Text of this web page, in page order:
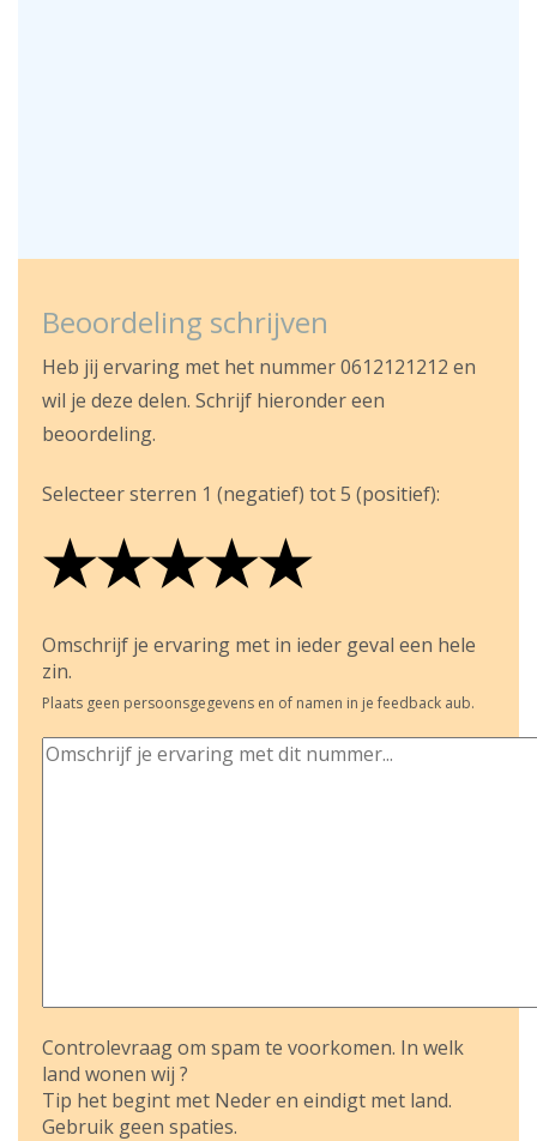
Beoordeling schrijven
Heb jij ervaring met het nummer 0612121212 en
wil je deze delen. Schrijf hieronder een
beoordeling.
Selecteer sterren 1 (negatief) tot 5 (positief):
★
★★
★★★
★★★★
★★★★★
Omschrijf je ervaring met in ieder geval een hele
zin.
Plaats geen persoonsgegevens en of namen in je feedback aub.
Controlevraag om spam te voorkomen. In welk
land wonen wij ?
Tip het begint met Neder en eindigt met land.
Gebruik geen spaties.